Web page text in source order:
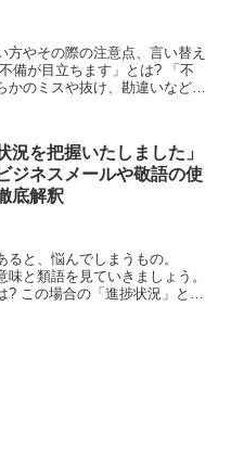
方やその際の注意点、言い替え
備が目立ちます」とは? 「不
のミスや抜け、勘違いなどの
況を把握いたしました」
ジネスメールや敬語の使
底解釈
と、悩んでしまうもの。
味と類語を見ていきましょう。
? この場合の「進捗状況」と